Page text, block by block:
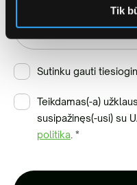
Tik
Sutinku gauti
Teikdamas(-a)
susipažinęs(-usi) su
politika *